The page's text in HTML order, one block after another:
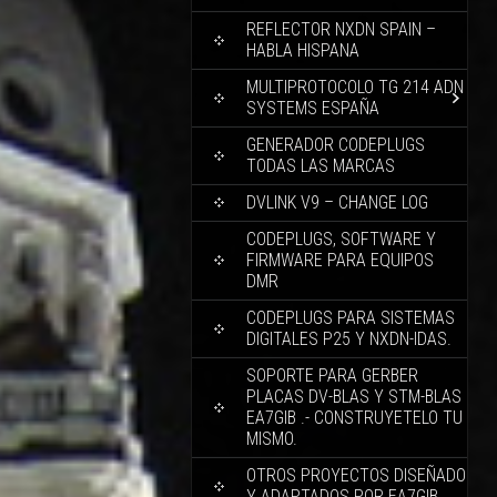
REFLECTOR NXDN SPAIN –
HABLA HISPANA
MULTIPROTOCOLO TG 214 ADN
SYSTEMS ESPAÑA
GENERADOR CODEPLUGS
TODAS LAS MARCAS
DVLINK V9 – CHANGE LOG
CODEPLUGS, SOFTWARE Y
FIRMWARE PARA EQUIPOS
DMR
CODEPLUGS PARA SISTEMAS
DIGITALES P25 Y NXDN-IDAS.
SOPORTE PARA GERBER
PLACAS DV-BLAS Y STM-BLAS
EA7GIB .- CONSTRUYETELO TU
MISMO.
OTROS PROYECTOS DISEÑADO